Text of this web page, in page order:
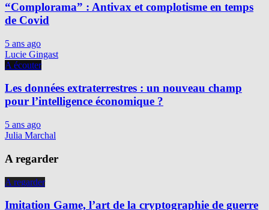
“Complorama” : Antivax et complotisme en temps
de Covid
5 ans ago
Lucie Gingast
A écouter
Les données extraterrestres : un nouveau champ
pour l’intelligence économique ?
5 ans ago
Julia Marchal
A regarder
A regarder
Imitation Game, l’art de la cryptographie de guerre